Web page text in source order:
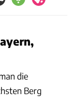
die
Berg